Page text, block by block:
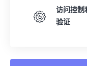
访问控制
验证